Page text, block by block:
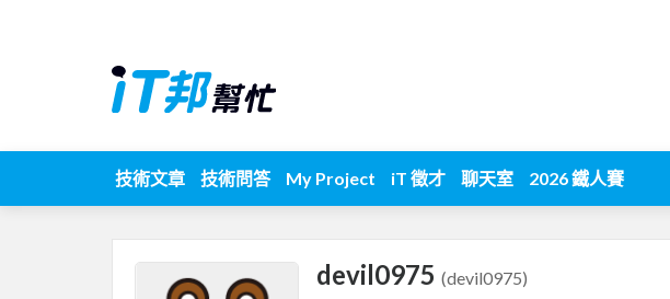
技術文章 技術問答 My Project iT 徵才 聊天室 2026 鐵人賽
devil0975 (devil0975)